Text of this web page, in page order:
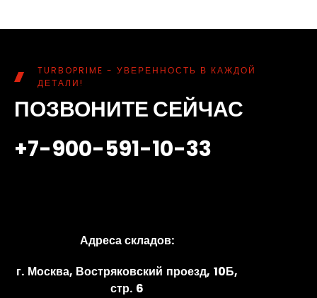
TURBOPRIME - УВЕРЕННОСТЬ В КАЖДОЙ
ДЕТАЛИ!
ПОЗВОНИТЕ СЕЙЧАС
+7-900-591-10-33
Адреса складов:
г. Москва, Востряковский проезд, 10Б,
стр. 6